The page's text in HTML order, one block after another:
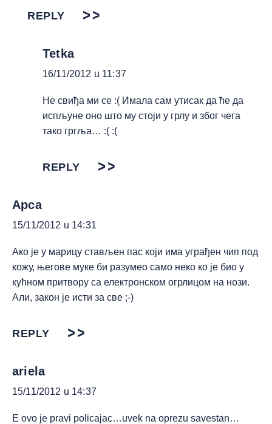
REPLY
Tetka
16/11/2012 u 11:37
Не свиђа ми се :( Имала сам утисак да ће да
испљуне оно што му стоји у грлу и због чега
тако гргља… :( :(
REPLY
Apca
15/11/2012 u 14:31
Ако је у марицу стављен пас који има уграђен чип под
кожу, његове муке би разумео само неко ко је био у
кућном притвору са електронском огрлицом на нози.
Али, закон је исти за све ;-)
REPLY
ariela
15/11/2012 u 14:37
E ovo je pravi policajac…uvek na oprezu savestan…